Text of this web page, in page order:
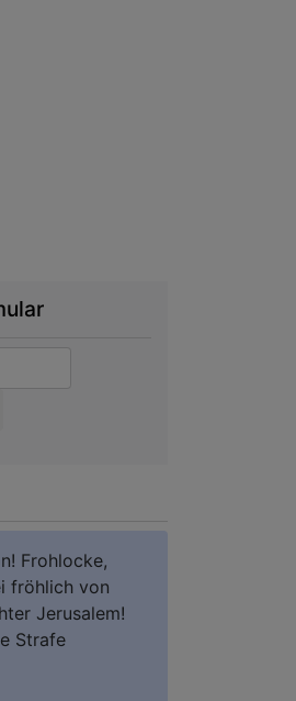
Frohlocke,
fröhlich von
Jerusalem!
Strafe